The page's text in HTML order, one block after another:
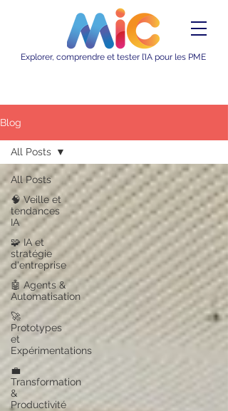
Explorer, comprendre et tester l’IA pour les PME
Blog
All Posts
🧠 Veille et
tendances
IA
🧩 IA et
stratégie
d'entreprise
🤖 Agents &
Automatisation
🚀
Prototypes
et
Expérimentations
💼
Transformation
&
Productivité
All Posts